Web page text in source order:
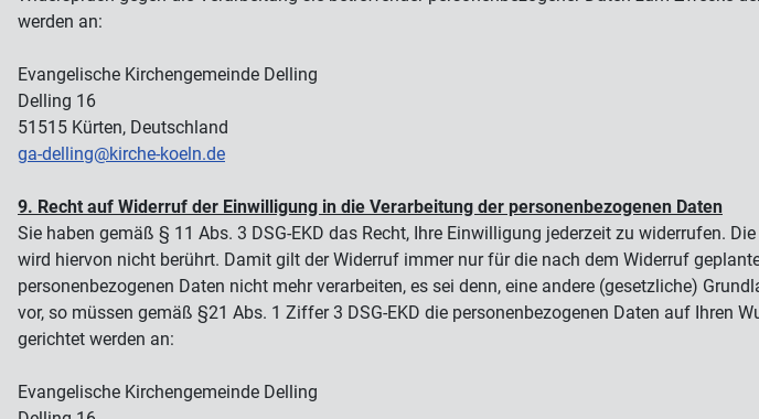
werden an:
Evangelische Kirchengemeinde Delling
Delling 16
51515 Kürten, Deutschland
ga-delling@kirche-koeln.de
9. Recht auf Widerruf der Einwilligung in die Verarbeitung der personenbezogenen Daten
Sie haben gemäß § 11 Abs. 3 DSG-EKD das Recht, Ihre Einwilligung jederzeit zu widerrufen.
wird hiervon nicht berührt. Damit gilt der Widerruf immer nur für die nach dem Widerruf
personenbezogenen Daten nicht mehr verarbeiten, es sei denn, eine andere (gesetzliche)
vor, so müssen gemäß §21 Abs. 1 Ziffer 3 DSG-EKD die personenbezogenen Daten auf
gerichtet werden an:
Evangelische Kirchengemeinde Delling